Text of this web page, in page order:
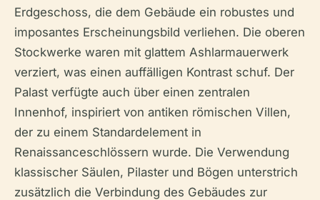
Erdgeschoss, die dem Gebäude ein robustes und
imposantes Erscheinungsbild verliehen. Die oberen
Stockwerke waren mit glattem Ashlarmauerwerk
verziert, was einen auffälligen Kontrast schuf. Der
Palast verfügte auch über einen zentralen
Innenhof, inspiriert von antiken römischen Villen,
der zu einem Standardelement in
Renaissanceschlössern wurde. Die Verwendung
klassischer Säulen, Pilaster und Bögen unterstrich
zusätzlich die Verbindung des Gebäudes zur